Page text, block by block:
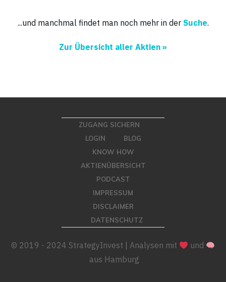
...und manchmal findet man noch mehr in der Suche.
Zur Übersicht aller Aktien »
ZUGANG SICHERN
LOGIN
BLOG
KNOW HOW
AKTIENÜBERSICHT
PODCAST
IMPRESSUM
DISCLAIMER
DATENSCHUTZ
© 2019 - 2024 StrategyInvest | Analysen mit
und
aus Hamburg